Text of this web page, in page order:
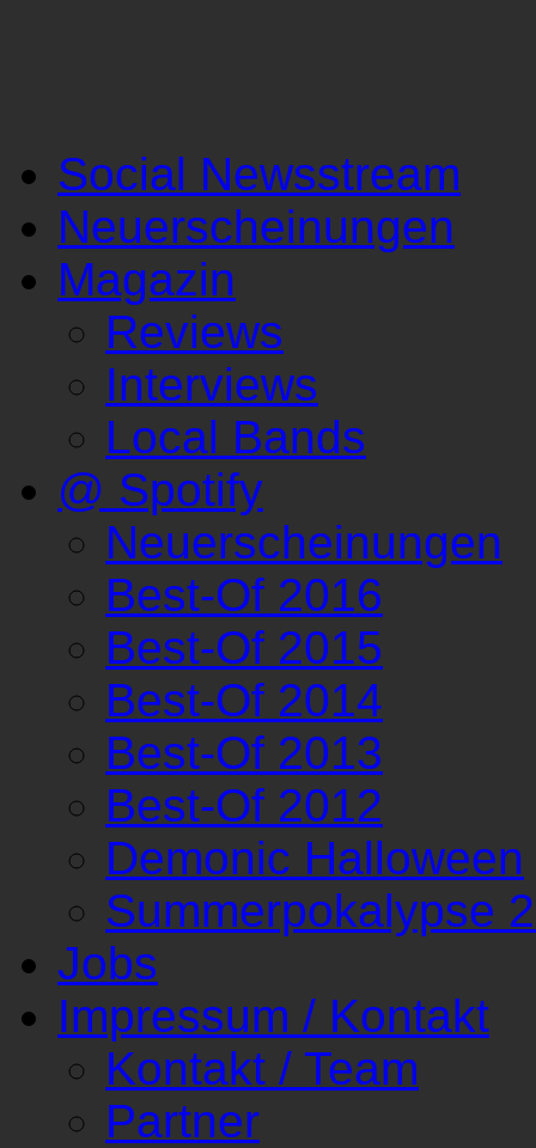
Social Newsstream
Neuerscheinungen
Magazin
Reviews
Interviews
Local Bands
@ Spotify
Neuerscheinungen
Best-Of 2016
Best-Of 2015
Best-Of 2014
Best-Of 2013
Best-Of 2012
Demonic Halloween
Summerpokalypse
Jobs
Impressum / Kontakt
Kontakt / Team
Partner